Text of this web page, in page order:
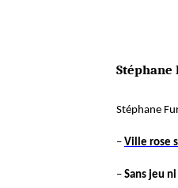
Stéphane
Stéphane
– Ville rose
– Sans jeu